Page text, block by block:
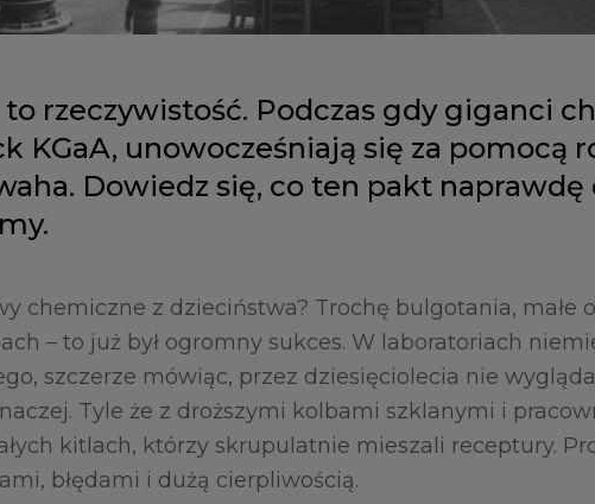
rzeczywistość. Podczas gdy giganci
KGaA, unowocześniają się za pomocą
Dowiedz się, co ten pakt naprawdę
chemiczne z dzieciństwa? Trochę bulgotania, małe
– to już był ogromny sukces. W laboratoriach
szczerze mówiąc, przez dziesięciolecia nie
Tyle że z droższymi kolbami szklanymi i
kitlach, którzy skrupulatnie mieszali receptury.
błędami i dużą cierpliwością.